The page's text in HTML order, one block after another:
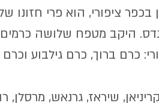
בכפר ציפורי, הוא פרי חזונו
היקב מטפח שלושה כרמים
כרם ברוך, כרם גילבוע
שיראז, גרנאש, מרסלן,